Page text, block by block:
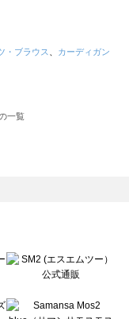
・ブラウス
カーディガン
一覧
モス）の一覧